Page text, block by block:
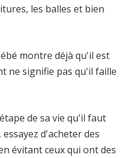
les balles et bien
montre déjà qu'il est
ne signifie pas qu'il faille
de sa vie qu'il faut
d'acheter des
évitant ceux qui ont des